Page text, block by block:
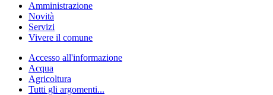
Amministrazione
Novità
Servizi
Vivere il comune
Accesso all'informazione
Acqua
Agricoltura
Tutti gli argomenti...